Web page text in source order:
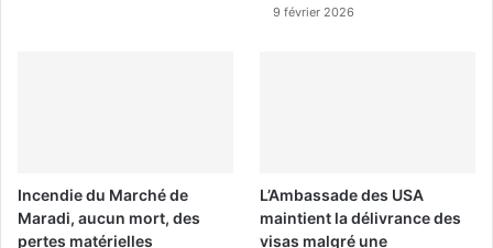
9 février 2026
Incendie du Marché de
Maradi, aucun mort, des
pertes matérielles
L’Ambassade des USA
maintient la délivrance des
visas malgré une